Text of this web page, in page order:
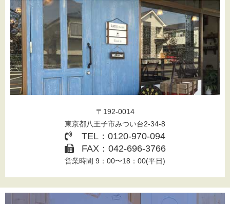
〒192-0014
東京都八王子市みつい台2-34-8
TEL：0120-970-094
FAX：042-696-3766
営業時間 9：00〜18：00(平日)